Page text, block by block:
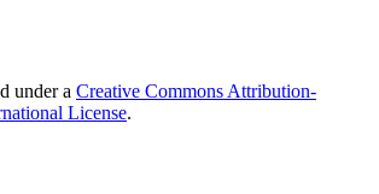
under a Creative Commons Attribution-
License.